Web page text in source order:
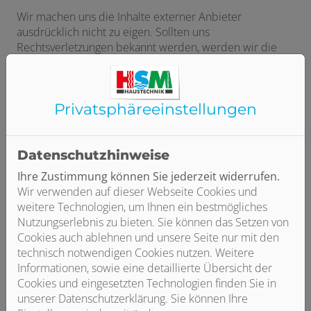
Wir machen uns die Inhalte externer Anbieter
ausdrücklich nicht zu eigen. Sollten uns
Rechtsverletzungen bekannt werden, werden wir die
entsprechenden Inhalte oder Links umgehend
Mit Klick auf einen externen Link verlassen Sie unsere
Datenschutzerklärung der Zielseite, für die wir keine
Verantwortung oder Haftung übernehmen. Bitte
überprüfen Sie die Datenschutzrichtlinie der Zielseite,
bevor Sie freiwillig personenbezogene Daten an diese
Website weitergeben.
Externe Links sind mit einem Symbol
gekennzeichnet.Erst wenn Sie auf einen externen Link
klicken, werden Daten zum Linkziel übertragen. Dies ist
aufgrund des dem Internet zugrunde liegenden
Protokolls ((TCP/IP = TCP - Transfer Control Protocol + IP -
Internet Protocol) technisch notwendig. Die
übertragenen Daten sind insbesondere: Ihre IP-Adresse,
Privatsphäre­einstellungen
Datenschutzhinweise
Ihre Zustimmung können Sie jederzeit widerrufen.
Wir verwenden auf dieser Webseite Cookies und
weitere Technologien, um Ihnen ein bestmögliches
Nutzungserlebnis zu bieten. Sie können das Setzen von
Cookies auch ablehnen und unsere Seite nur mit den
technisch notwendigen Cookies nutzen. Weitere
Informationen, sowie eine detaillierte Übersicht der
Cookies und eingesetzten Technologien finden Sie in
unserer Datenschutzerklärung. Sie können Ihre